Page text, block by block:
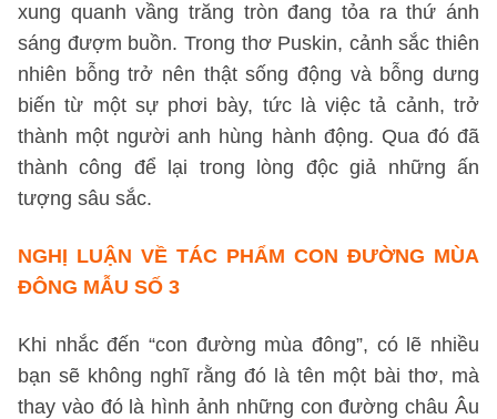
xung quanh vầng trăng tròn đang tỏa ra thứ ánh
sáng đượm buồn. Trong thơ Puskin, cảnh sắc thiên
nhiên bỗng trở nên thật sống động và bỗng dưng
biến từ một sự phơi bày, tức là việc tả cảnh, trở
thành một người anh hùng hành động. Qua đó đã
thành công để lại trong lòng độc giả những ấn
tượng sâu sắc.
NGHỊ LUẬN VỀ TÁC PHẨM CON ĐƯỜNG MÙA
ĐÔNG MẪU SỐ 3
Khi nhắc đến “con đường mùa đông”, có lẽ nhiều
bạn sẽ không nghĩ rằng đó là tên một bài thơ, mà
thay vào đó là hình ảnh những con đường châu Âu